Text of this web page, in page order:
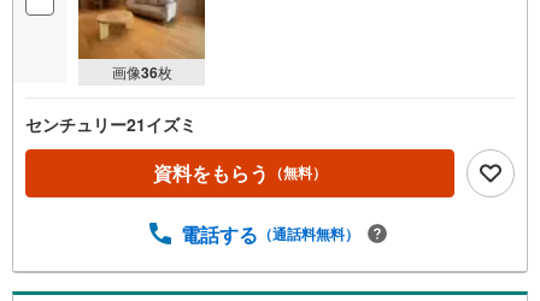
画像36枚
センチュリー21イズミ
資料をもらう （無料）
電話する （通話料無料）